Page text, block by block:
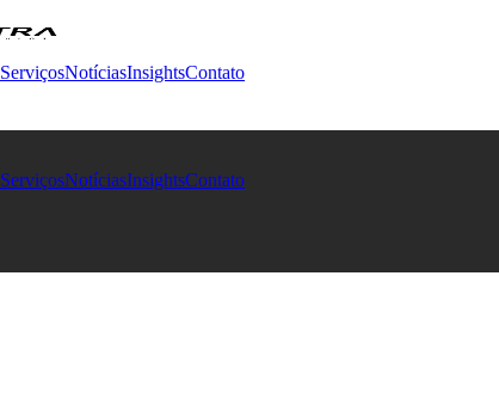
ServiçosNotíciasInsightsContato
ServiçosNotíciasInsightsContato